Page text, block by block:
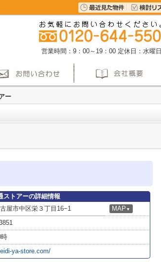
営業時間：9：00～19：00 定休日：水曜日
ー
ストアーの詳細情報
屋市中区栄３丁目16−1 MAP ▼
時
ya-store.com/